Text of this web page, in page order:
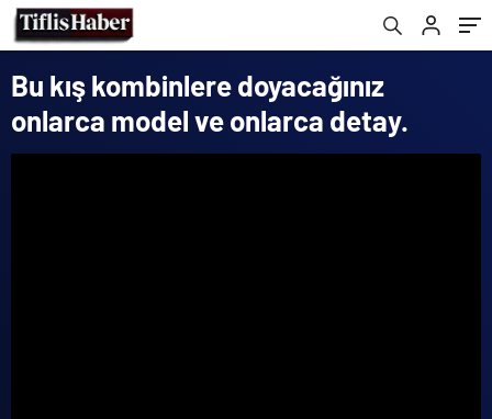
Bu kış kombinlere doyacağınız
onlarca model ve onlarca detay.